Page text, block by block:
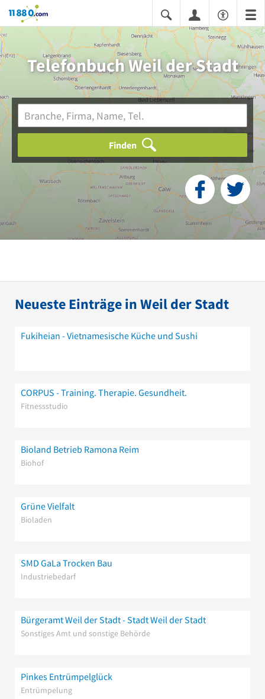
11880.com
Telefonbuch Weil der Stadt
Finden
Neueste Einträge in Weil der Stadt
Fukiheian - Vietnamesische Küche und Sushi
CORPUS - Training. Therapie. Gesundheit.
Fitnessstudio
Bioland Betrieb Ramona Reim
Biohof
Grüne Vielfalt
Bioladen
SMD GaLa Trocken Bau
Industriebedarf
Bürgeramt Weil der Stadt - Stadt Weil der Stadt
Sonstiges Amt und sonstige Behörde
Pinkes Entrümpelglück
Entrümpelung